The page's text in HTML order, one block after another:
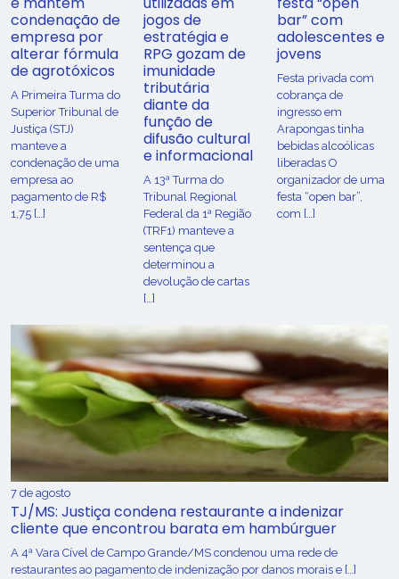
condenação de
empresa por
alterar fórmula
de agrotóxicos
​A Primeira Turma do
Superior Tribunal de
Justiça (STJ)
manteve a
condenação de uma
empresa ao
pagamento de R$
1,75 […]
jogos de
estratégia e
RPG gozam de
imunidade
tributária
diante da
função de
difusão cultural
e informacional
A 13ª Turma do
Tribunal Regional
Federal da 1ª Região
(TRF1) manteve a
sentença que
determinou a
devolução de cartas
[…]
bar” com
adolescentes e
jovens
Festa privada com
cobrança de
ingresso em
Arapongas tinha
bebidas alcoólicas
liberadas O
organizador de uma
festa “open bar”,
com […]
7 de agosto
TJ/MS: Justiça condena restaurante a indenizar
cliente que encontrou barata em hambúrguer
A 4ª Vara Cível de Campo Grande/MS condenou uma rede de
restaurantes ao pagamento de indenização por danos morais e […]